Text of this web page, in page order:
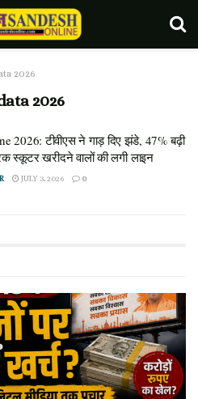
2026
2026
2026: टीवीएस ने गाड़ दिए झंडे, 47% बढ़ी
स्कूटर खरीदने वालों की लगी लाइन
JULY 3, 2026 0